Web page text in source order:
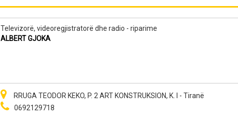
Televizorë, videoregjistratorë dhe radio - riparime
ALBERT GJOKA
RRUGA TEODOR KEKO, P. 2 ART KONSTRUKSION, K. I - Tiranë
0692129718